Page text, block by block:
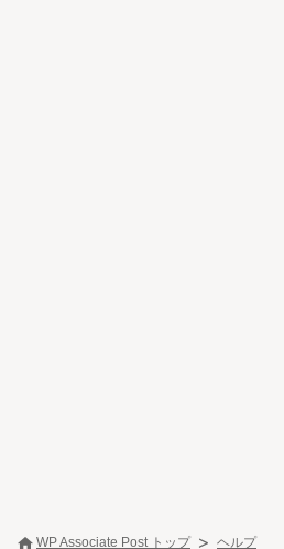
WP Associate Post トップ ヘルプ